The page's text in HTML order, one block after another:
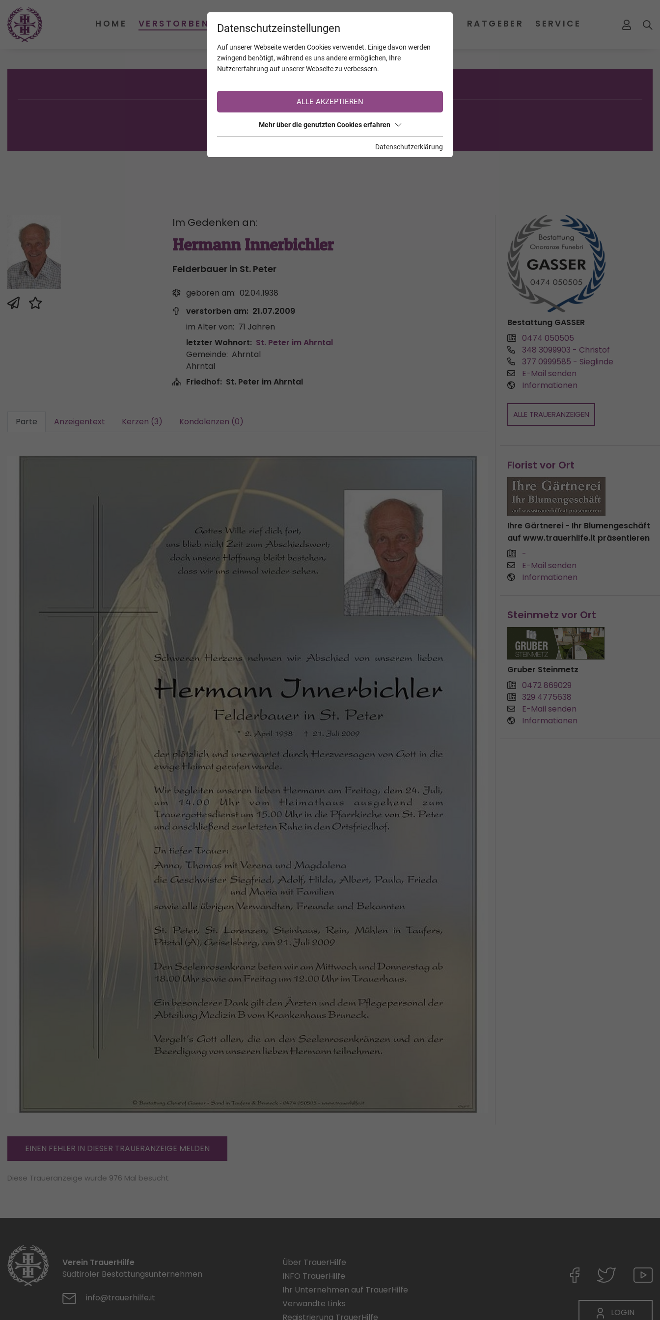
Sie sind noch nicht auf TrauerHilfe.it registriert?
>> zur kostenlosen Registrierung <<
Im Gedenken an:
Hermann Innerbichler
Felderbauer in St. Peter
geboren am: 02.04.1938
verstorben am: 21.07.2009
im Alter von: 71 Jahren
letzter Wohnort: St. Peter im Ahrntal
Gemeinde: Ahrntal
Ahrntal
Friedhof: St. Peter im Ahrntal
Parte Anzeigentext Kerzen (3) Kondolenzen (0)
Bestattung GASSER
0474 050505
348 3099903 - Christof
377 0999585 - Sieglinde
E-Mail senden
Informationen
ALLE TRAUERANZEIGEN
Florist vor Ort
Ihre Gärtnerei - Ihr Blumengeschäft
auf www.trauerhilfe.it präsentieren
-
E-Mail senden
Informationen
Steinmetz vor Ort
Gruber Steinmetz
0472 869029
329 4775638
E-Mail senden
Informationen
EINEN FEHLER IN DIESER TRAUERANZEIGE MELDEN
Diese Traueranzeige wurde 976 Mal besucht
Verein TrauerHilfe
Südtiroler Bestattungsunternehmen
info@trauerhilfe.it
Über TrauerHilfe
INFO TrauerHilfe
Ihr Unternehmen auf TrauerHilfe
Verwandte Links
Registrierung TrauerHilfe
LOGIN
Datenschutzeinstellungen
Auf unserer Webseite werden Cookies verwendet. Einige davon werden
zwingend benötigt, während es uns andere ermöglichen, Ihre
Nutzererfahrung auf unserer Webseite zu verbessern.
ALLE AKZEPTIEREN
Mehr über die genutzten Cookies erfahren
Datenschutzerklärung
HOME VERSTORBENE KALENDER JAHRESTAGE UNTERNEHMEN RATGEBER SERVICE